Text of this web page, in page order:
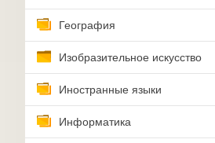
География
Изобразительное искусство
Иностранные языки
Информатика